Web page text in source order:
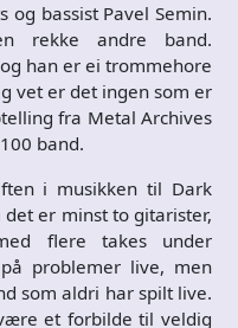
og bassist Pavel Semin.
rekke andre band.
han er ei trommehore
vet er det ingen som er
fra Metal Archives
band.
i musikken til Dark
er minst to gitarister,
flere takes under
problemer live, men
som aldri har spilt live.
et forbilde til veldig